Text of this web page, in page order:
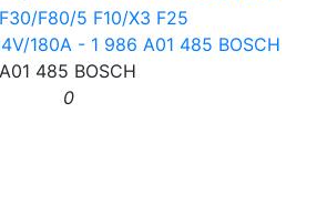
F80/5 F10/X3 F25
180A - 1 986 A01 485 BOSCH
485 BOSCH
0